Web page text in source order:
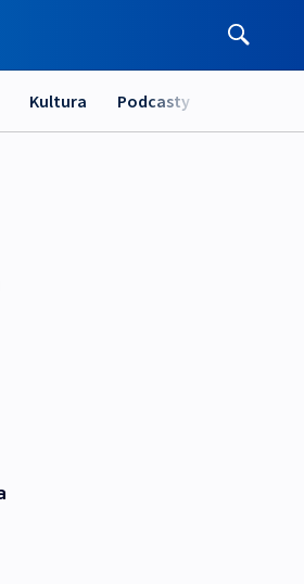
Kultura Podcasty